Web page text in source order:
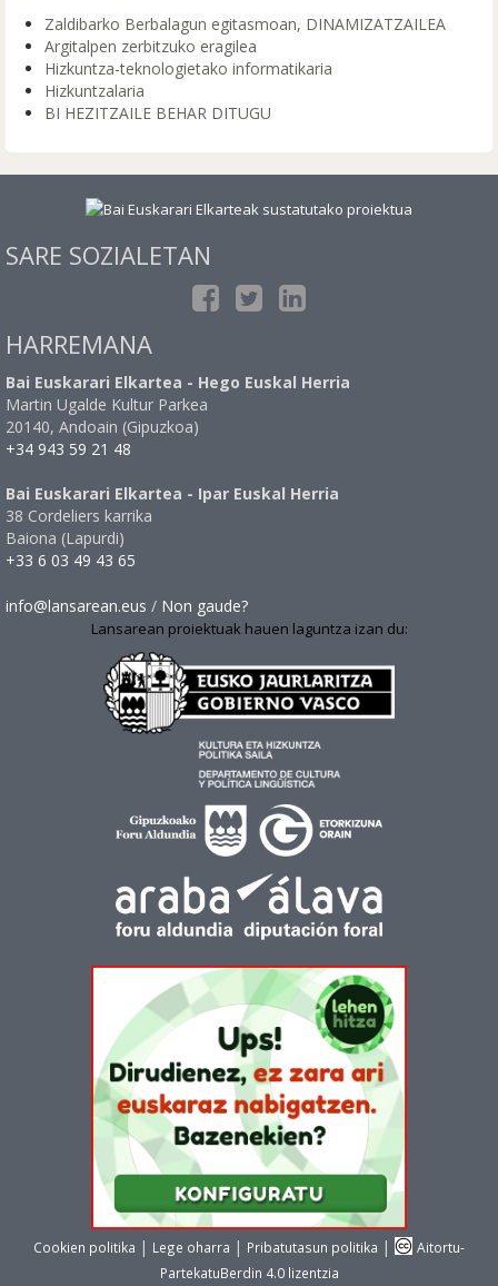
Zaldibarko Berbalagun egitasmoan, DINAMIZATZAILEA
Argitalpen zerbitzuko eragilea
Hizkuntza-teknologietako informatikaria
Hizkuntzalaria
BI HEZITZAILE BEHAR DITUGU
SARE SOZIALETAN
HARREMANA
Bai Euskarari Elkartea - Hego Euskal Herria
Martin Ugalde Kultur Parkea
20140, Andoain (Gipuzkoa)
+34 943 59 21 48
Bai Euskarari Elkartea - Ipar Euskal Herria
38 Cordeliers karrika
Baiona (Lapurdi)
+33 6 03 49 43 65
info@lansarean.eus / Non gaude?
Lansarean proiektuak hauen laguntza izan du:
Cookien politika | Lege oharra | Pribatutasun politika |
Aitortu-
PartekatuBerdin 4.0 lizentzia